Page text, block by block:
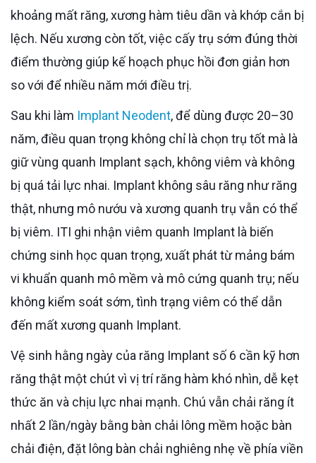
khoảng mất răng, xương hàm tiêu dần và khớp cắn bị
lệch. Nếu xương còn tốt, việc cấy trụ sớm đúng thời
điểm thường giúp kế hoạch phục hồi đơn giản hơn
so với để nhiều năm mới điều trị.
Sau khi làm Implant Neodent, để dùng được 20–30
năm, điều quan trọng không chỉ là chọn trụ tốt mà là
giữ vùng quanh Implant sạch, không viêm và không
bị quá tải lực nhai. Implant không sâu răng như răng
thật, nhưng mô nướu và xương quanh trụ vẫn có thể
bị viêm. ITI ghi nhận viêm quanh Implant là biến
chứng sinh học quan trọng, xuất phát từ mảng bám
vi khuẩn quanh mô mềm và mô cứng quanh trụ; nếu
không kiểm soát sớm, tình trạng viêm có thể dẫn
đến mất xương quanh Implant.
Vệ sinh hằng ngày của răng Implant số 6 cần kỹ hơn
răng thật một chút vì vị trí răng hàm khó nhìn, dễ kẹt
thức ăn và chịu lực nhai mạnh. Chú vẫn chải răng ít
nhất 2 lần/ngày bằng bàn chải lông mềm hoặc bàn
chải điện, đặt lông bàn chải nghiêng nhẹ về phía viền